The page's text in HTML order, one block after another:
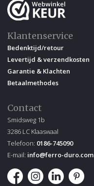
Klantenservice
Bedenktijd/retour
Levertijd & verzendkosten
Garantie & Klachten
Betaalmethodes
Contact
Smidsweg 1b
3286 LC Klaaswaal
Telefoon: 0186-745090
E-mail: info@ferro-duro.com